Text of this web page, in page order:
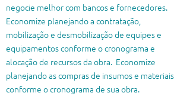
negocie melhor com bancos e fornecedores.
Economize planejando a contratação,
mobilização e desmobilização de equipes e
equipamentos conforme o cronograma e
alocação de recursos da obra. Economize
planejando as compras de insumos e materiais
conforme o cronograma de sua obra.